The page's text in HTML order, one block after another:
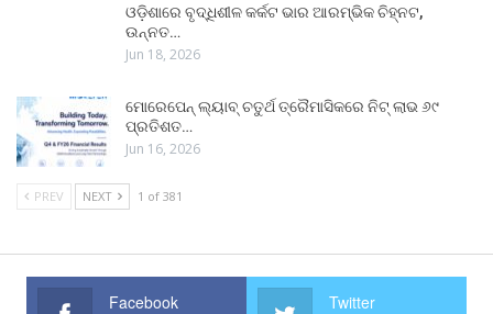
ଓଡ଼ିଶାରେ ବୃଦ୍ଧିଶୀଳ କର୍କଟ ଭାର ଆରମ୍ଭିକ ଚିହ୍ନଟ,
ଉନ୍ନତ…
Jun 18, 2026
ମୋରେପେନ୍ ଲ୍ୟାବ୍ ଚତୁର୍ଥ ତ୍ରୈମାସିକରେ ନିଟ୍ ଲାଭ ୬୯
ପ୍ରତିଶତ…
Jun 16, 2026
PREV NEXT 1 of 381
Facebook Twitter